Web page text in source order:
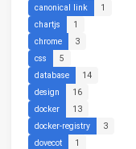
canonical link
1
chartjs
1
chrome
3
css
5
database
14
design
16
docker
13
docker-registry
3
dovecot
1